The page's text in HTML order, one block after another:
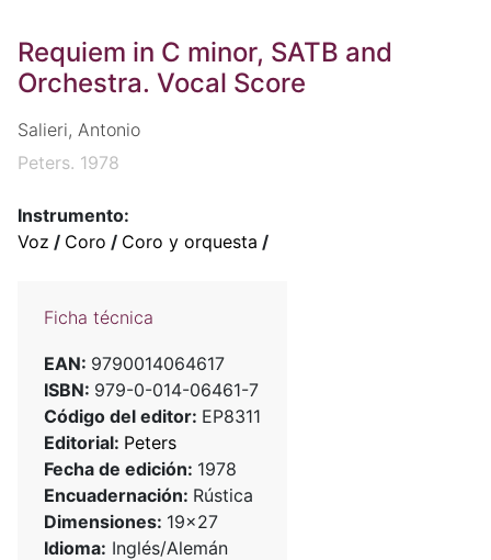
Requiem in C minor, SATB and
Orchestra. Vocal Score
Salieri, Antonio
Peters. 1978
Instrumento:
Voz / Coro / Coro y orquesta /
Ficha técnica
EAN: 9790014064617
ISBN: 979-0-014-06461-7
Código del editor: EP8311
Editorial: Peters
Fecha de edición: 1978
Encuadernación: Rústica
Dimensiones: 19x27
Idioma: Inglés/Alemán